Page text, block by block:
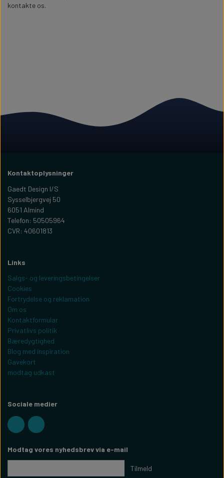
kontakte os.
Kontaktoplysninger
Gaedt Design I/S
Sysselbjergvej 50
6051 Almind
Telefon: 50505964
CVR: 40601813
Links
Salgs- og leveringsbetingelser
Cookies
Fortrydelse og reklamation
Om os
Kontaktformular
Privatlivs politik
Bæredygtighed
Blog med inspiration
Gavekort
modtag udkast
Sociale medier
Modtag vores nyhedsbrev via e-mail
Tilmeld